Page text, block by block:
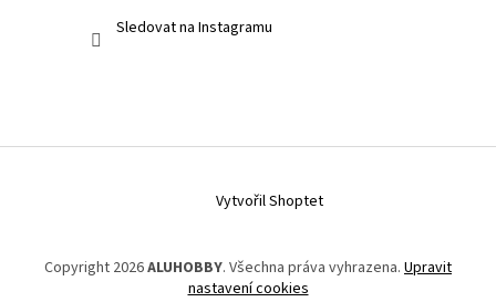
Sledovat na Instagramu
Vytvořil Shoptet
Copyright 2026ALUHOBBY. Všechna práva vyhrazena. Upravit
nastavení cookies